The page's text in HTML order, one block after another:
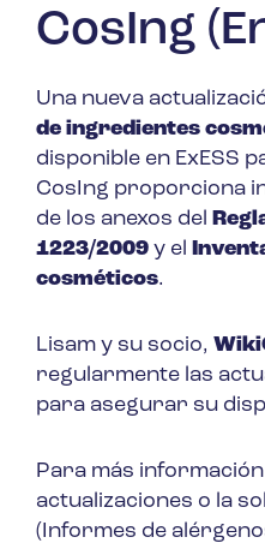
CosIng
Una nueva
de ingredientes
disponible en ExESS
CosIng proporciona
de los anexos del
1223/2009 y el
cosméticos.
Lisam y su socio,
regularmente las
para asegurar su
Para más
actualizaciones o la
(Informes de